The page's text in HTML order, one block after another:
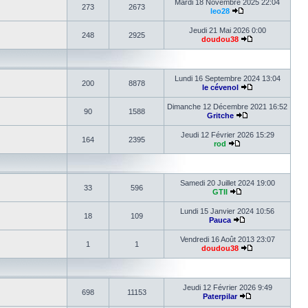
273 2673
Mardi 18 Novembre 2025 22:04
leo28
248 2925
Jeudi 21 Mai 2026 0:00
doudou38
200 8878
Lundi 16 Septembre 2024 13:04
le cévenol
90 1588
Dimanche 12 Décembre 2021 16:52
Gritche
164 2395
Jeudi 12 Février 2026 15:29
rod
33 596
Samedi 20 Juillet 2024 19:00
GTII
18 109
Lundi 15 Janvier 2024 10:56
Pauca
1 1
Vendredi 16 Août 2013 23:07
doudou38
698 11153
Jeudi 12 Février 2026 9:49
Paterpilar